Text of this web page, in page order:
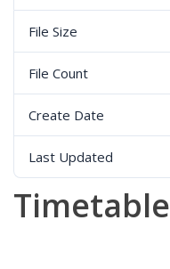
File Size
File Count
Create Date
Last Updated
Timetable